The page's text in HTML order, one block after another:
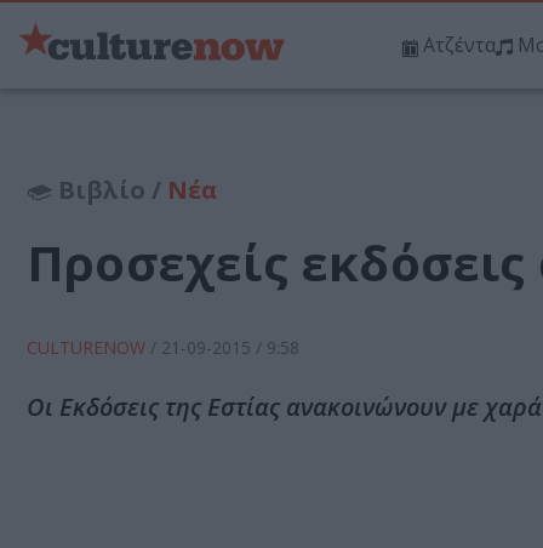
Ατζέντα
Βιβλίο / Νέα
Προσεχείς
CULTURENOW / 21-09-2015 / 9:58
Οι Εκδόσεις της Εστίας ανακοινώνουν με